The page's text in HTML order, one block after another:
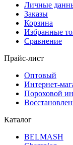
Личные
Заказы
Корзина
Избранные
Сравнение
Прайс-лист
Оптовый
Интернет-
Пороховой
Каталог
BELMASH